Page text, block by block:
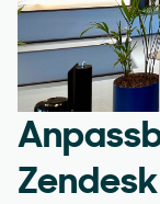
Zendesk